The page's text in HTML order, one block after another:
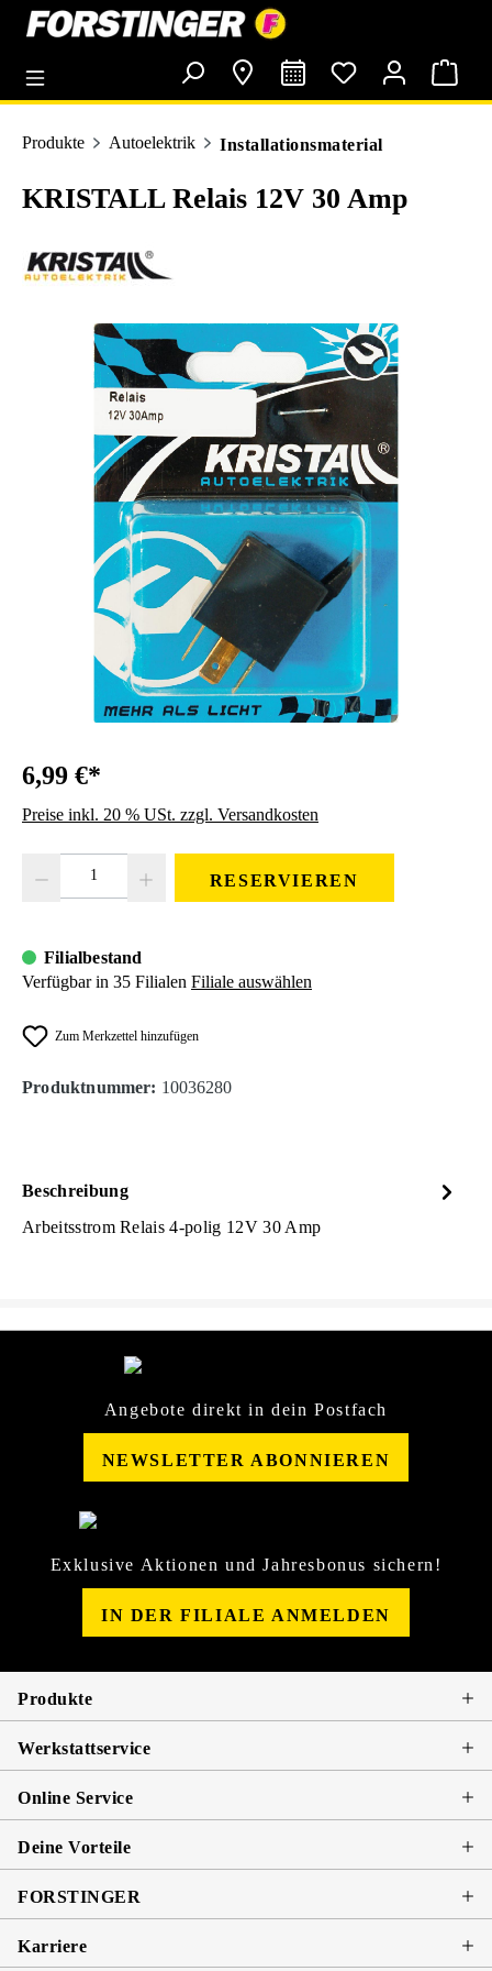
springen
Produkte Autoelektrik Installationsmaterial
KRISTALL Relais 12V 30 Amp
Bildergalerie überspringen
6,99 €*
Preise inkl. 20 % USt. zzgl. Versandkosten
RESERVIEREN
Filialbestand
Verfügbar in 35 Filialen Filiale auswählen
Zum Merkzettel hinzufügen
Produktnummer: 10036280
Beschreibung
Arbeitsstrom Relais 4-polig 12V 30 Amp
Angebote direkt in dein Postfach
NEWSLETTER ABONNIEREN
Exklusive Aktionen und Jahresbonus sichern!
IN DER FILIALE ANMELDEN
Produkte
Werkstattservice
Online Service
Deine Vorteile
FORSTINGER
Karriere